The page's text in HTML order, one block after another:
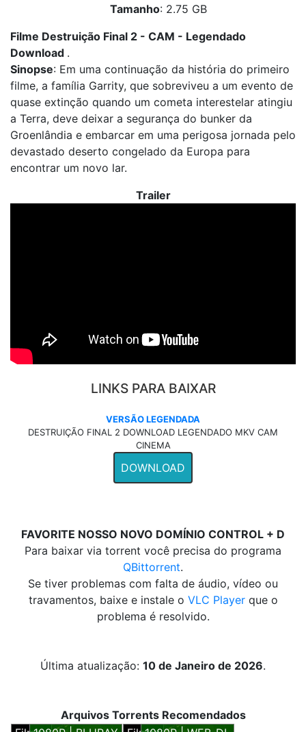
Tamanho: 2.75 GB
Filme Destruição Final 2 - CAM - Legendado
Download .
Sinopse: Em uma continuação da história do primeiro
filme, a família Garrity, que sobreviveu a um evento de
quase extinção quando um cometa interestelar atingiu
a Terra, deve deixar a segurança do bunker da
Groenlândia e embarcar em uma perigosa jornada pelo
devastado deserto congelado da Europa para
encontrar um novo lar.
Trailer
LINKS PARA BAIXAR
VERSÃO LEGENDADA
DESTRUIÇÃO FINAL 2 DOWNLOAD LEGENDADO MKV CAM
CINEMA
DOWNLOAD
FAVORITE NOSSO NOVO DOMÍNIO CONTROL + D
Para baixar via torrent você precisa do programa
QBittorrent.
Se tiver problemas com falta de áudio, vídeo ou
travamentos, baixe e instale o VLC Playerque o
problema é resolvido.
Última atualização: 10 de Janeiro de 2026.
Arquivos Torrents Recomendados